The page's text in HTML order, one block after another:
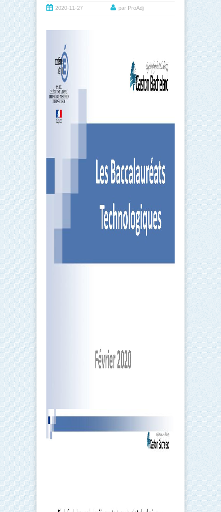
2020-11-27 par ProAdj